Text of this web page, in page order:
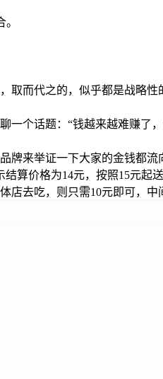
而代之的，似乎都是战略
个话题：“钱越来越难赚了
牌来举证一下大家的金钱都流
算价格为14元，按照15元起
去吃，则只需10元即可，中